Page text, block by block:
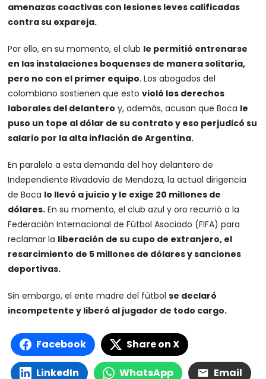
amenazas coactivas con lesiones leves calificadas
contra su expareja.
Por ello, en su momento, el club le permitió entrenarse
en las instalaciones boquenses de manera solitaria,
pero no con el primer equipo. Los abogados del
colombiano sostienen que estovioló los derechos
laborales del delantero y, además, acusan que Boca le
puso un tope al dólar de su contrato y eso perjudicó su
salario por la alta inflación de Argentina.
En paralelo a esta demanda del hoy delantero de
Independiente Rivadavia de Mendoza, la actual dirigencia
de Boca lo llevó a juicio y le exige 20 millones de
dólares. En su momento, el club azul y oro recurrió a la
Federación Internacional de Fútbol Asociado (FIFA) para
reclamar la liberación de su cupo de extranjero, el
resarcimiento de 5 millones de dólares y sanciones
deportivas.
Sin embargo, el ente madre del fútbolse declaró
incompetente y liberó al jugador de todo cargo.
Facebook Share on X
LinkedIn WhatsApp Email